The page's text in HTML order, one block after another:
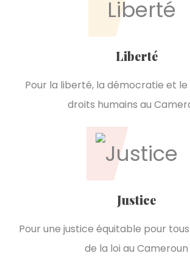
Liberté
Pour la liberté, la démocratie et
droits humains au
Justice
Pour une justice équitable pour
de la loi au Cameroun